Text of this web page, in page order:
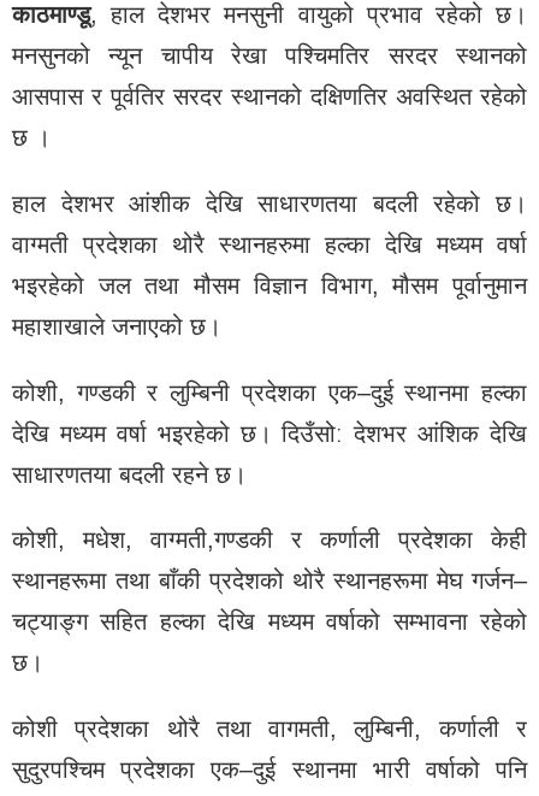
काठमाण्डू, हाल देशभर मनसुनी वायुको प्रभाव रहेको छ।
मनसुनको न्यून चापीय रेखा पश्चिमतिर सरदर स्थानको
आसपास र पूर्वतिर सरदर स्थानको दक्षिणतिर अवस्थित रहेको
छ ।
हाल देशभर आंशीक देखि साधारणतया बदली रहेको छ।
वाग्मती प्रदेशका थोरै स्थानहरुमा हल्का देखि मध्यम वर्षा
भइरहेको जल तथा मौसम विज्ञान विभाग, मौसम पूर्वानुमान
महाशाखाले जनाएको छ।
कोशी, गण्डकी र लुम्बिनी प्रदेशका एक–दुई स्थानमा हल्का
देखि मध्यम वर्षा भइरहेको छ। दिउँसोː देशभर आंशिक देखि
साधारणतया बदली रहने छ।
कोशी, मधेश, वाग्मती,गण्डकी र कर्णाली प्रदेशका केही
स्थानहरूमा तथा बाँकी प्रदेशको थोरै स्थानहरूमा मेघ गर्जन–
चट्याङ्ग सहित हल्का देखि मध्यम वर्षाको सम्भावना रहेको
छ।
कोशी प्रदेशका थोरै तथा वागमती, लुम्बिनी, कर्णाली र
सुदुरपश्चिम प्रदेशका एक–दुई स्थानमा भारी वर्षाको पनि